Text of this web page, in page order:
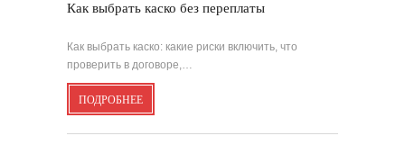
Как выбрать каско без переплаты
Как выбрать каско: какие риски включить, что
проверить в договоре,…
ПОДРОБНЕЕ